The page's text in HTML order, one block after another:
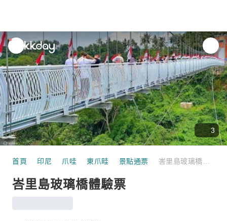
unread
notifications
3
首頁 印尼 爪哇 東爪畦 景點通票
峇里島玻璃橋體驗票